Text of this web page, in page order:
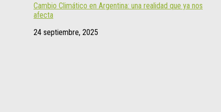
Cambio Climático en Argentina: una realidad que ya nos
afecta
24 septiembre, 2025